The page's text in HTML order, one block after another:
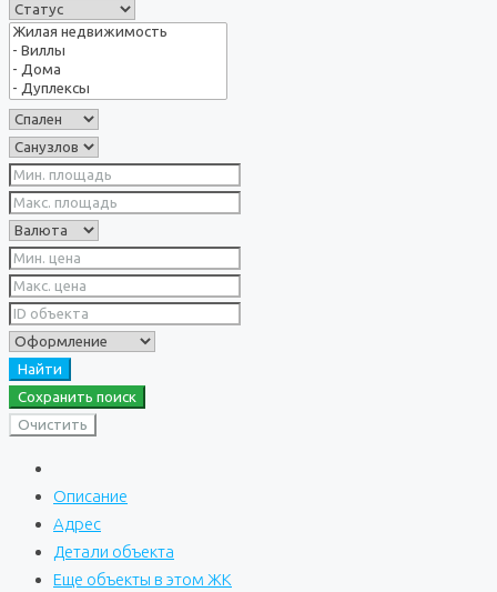
Найти
Сохранить поиск
Очистить
Описание
Адрес
Детали объекта
Еще объекты в этом ЖК